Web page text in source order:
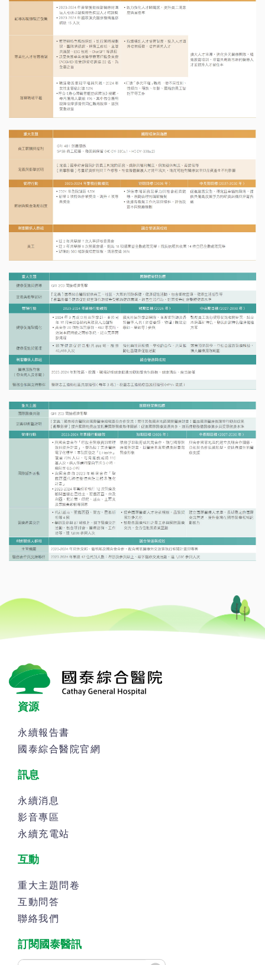
資源
永續報告書
國泰綜合醫院官網
訊息
永續消息
影音專區
永續充電站
互動
重大主題問卷
互動問答
聯絡我們
訂閱國泰醫訊